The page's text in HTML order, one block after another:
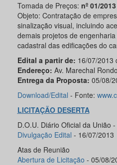
Tomada de Preços: nº 01/2013
Objeto: Contratação de
sinalização visual, incluindo
demais projetos de
cadastral das edificações do
Edital a partir de: 16/07/2013
Endereço: Av. Marechal
Entrega da Proposta: 05/08/
Download/Edital - Fonte:
LICITAÇÃO DESERTA
D.O.U. Diário Oficial da União
Divulgação Edital - 16/07/2013
Atas de Reunião
Abertura de Licitação - 05/08/